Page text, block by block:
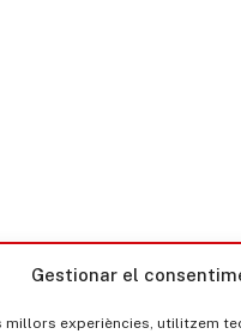
Gestionar el
millors experiències, utilitzem